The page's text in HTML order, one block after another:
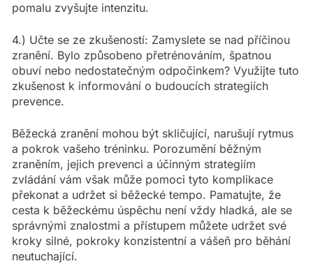
pomalu zvyšujte intenzitu.
4.) Učte se ze zkušeností: Zamyslete se nad příčinou
zranění. Bylo způsobeno přetrénováním, špatnou
obuví nebo nedostatečným odpočinkem? Využijte tuto
zkušenost k informování o budoucích strategiích
prevence.
Běžecká zranění mohou být skličující, narušují rytmus
a pokrok vašeho tréninku. Porozumění běžným
zraněním, jejich prevenci a účinným strategiím
zvládání vám však může pomoci tyto komplikace
překonat a udržet si běžecké tempo. Pamatujte, že
cesta k běžeckému úspěchu není vždy hladká, ale se
správnými znalostmi a přístupem můžete udržet své
kroky silné, pokroky konzistentní a vášeň pro běhání
neutuchající.